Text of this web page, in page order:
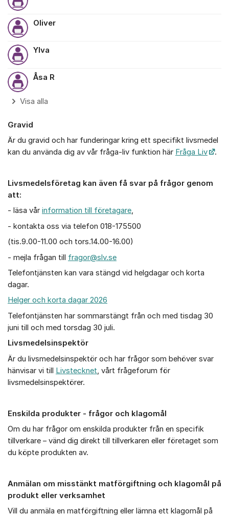
Oliver
Ylva
Åsa R
Visa alla
Gravid
Är du gravid och har funderingar kring ett specifikt livsmedel
kan du använda dig av vår fråga-liv funktion här Fråga Liv .
Livsmedelsföretag kan även få svar på frågor genom
att:
- läsa vår information till företagare,
- kontakta oss via telefon 018-175500
(tis.9.00-11.00 och tors.14.00-16.00)
- mejla frågan till fragor@slv.se
Telefontjänsten kan vara stängd vid helgdagar och korta
dagar.
Helger och korta dagar 2026
Telefontjänsten har sommarstängt från och med tisdag 30
juni till och med torsdag 30 juli.
Livsmedelsinspektör
Är du livsmedelsinspektör och har frågor som behöver svar
hänvisar vi till Livstecknet, vårt frågeforum för
livsmedelsinspektörer.
Enskilda produkter - frågor och klagomål
Om du har frågor om enskilda produkter från en specifik
tillverkare – vänd dig direkt till tillverkaren eller företaget som
du köpte produkten av.
Anmälan om misstänkt matförgiftning och klagomål på
produkt eller verksamhet
Vill du anmäla en matförgiftning eller lämna ett klagomål på